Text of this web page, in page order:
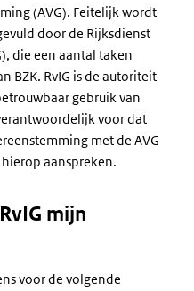
(AVG). Feitelijk wordt
door de Rijksdienst
die een aantal taken
BZK. RvIG is de autoriteit
gebruik van
voor dat
met de AVG
aanspreken.
mijn
voor de volgende